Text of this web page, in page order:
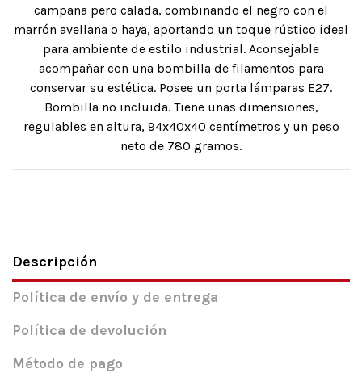
campana pero calada, combinando el negro con el
marrón avellana o haya, aportando un toque rústico ideal
para ambiente de estilo industrial. Aconsejable
acompañar con una bombilla de filamentos para
conservar su estética. Posee un porta lámparas E27.
Bombilla no incluida. Tiene unas dimensiones,
regulables en altura, 94x40x40 centímetros y un peso
neto de 780 gramos.
Descripción
Política de envío y de entrega
Política de devolución
Método de pago